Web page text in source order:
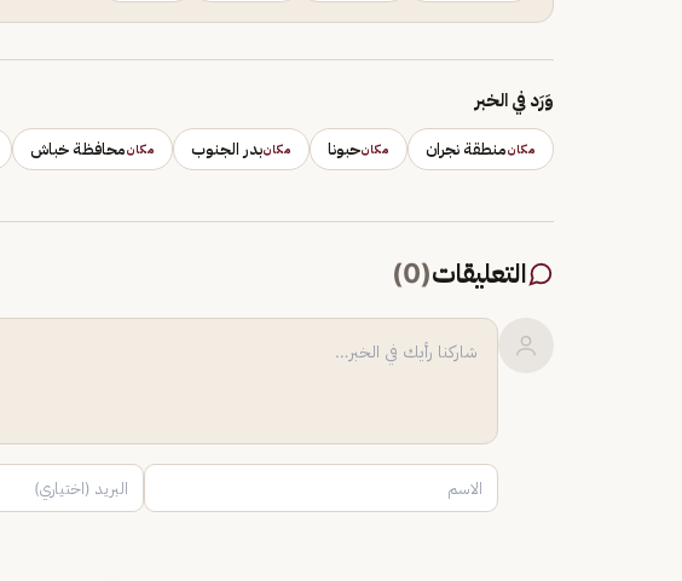
وَرَد في الخبر
مكانمنطقة نجران مكانحبونا مكانبدر الجنوب مكانمحافظة خباش
التعليقات(
0
)